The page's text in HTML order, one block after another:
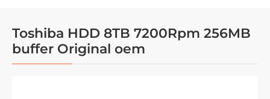
Toshiba HDD 8TB 7200Rpm 256MB
buffer Original oem